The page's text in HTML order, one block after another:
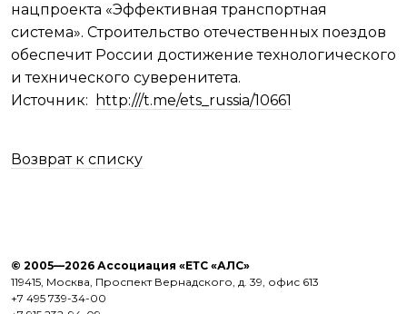
нацпроекта «Эффективная транспортная
система». Строительство отечественных поездов
обеспечит России достижение технологического
и технического суверенитета.
Источник:
http:///t.me/ets_russia/10661
Возврат к списку
© 2005—2026 Ассоциация «ЕТС «АЛС»
119415, Москва, Проспект Вернадского, д. 39, офис 613
+7 495 739-34-00